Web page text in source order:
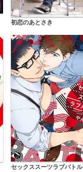
初恋のあとさき
セックススーツラブバトル